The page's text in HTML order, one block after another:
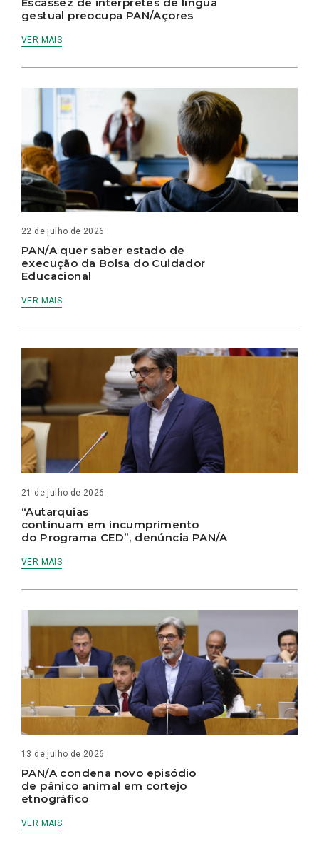
gestual preocupa PAN/Açores
VER MAIS
22 de julho de 2026
PAN/A quer saber estado de
execução da Bolsa do Cuidador
Educacional
VER MAIS
21 de julho de 2026
“Autarquias
continuam em incumprimento
do Programa CED”, denúncia PAN/A
VER MAIS
13 de julho de 2026
PAN/A condena novo episódio
de pânico animal em cortejo
etnográfico
VER MAIS